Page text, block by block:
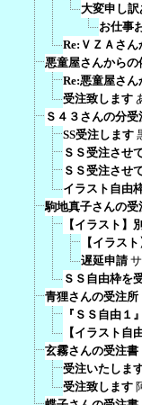
大変申し
お仕事
Re:ＶＺＡさ
悪童屋さんからの
Re:悪童屋さん
受注致します
Ｓ４３さんの分
SS受注します
ＳＳ受注させ
ＳＳ受注させ
イラスト自由
駒地真子さんの受
【イラスト】
【イラス
遅延申請
ＳＳ自由枠を
青狸さんの受注所
『ＳＳ自由１
【イラスト自
玄霧さんの受注書
受注いたします
受注致します